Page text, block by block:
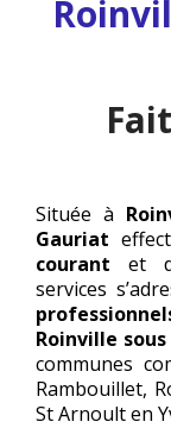
Située à
Gauriat
courant et
services
Roinville
communes
Rambouillet,
St Arnoult en